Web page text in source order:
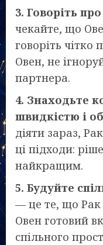
3. Говоріть
чекайте, що
говоріть чітко
Овен, не
партнера.
4. Знаходьте
швидкістю і
діяти зараз,
ці підходи:
найкращим.
5. Будуйте
— це те, що Рак
Овен готовий
спільного